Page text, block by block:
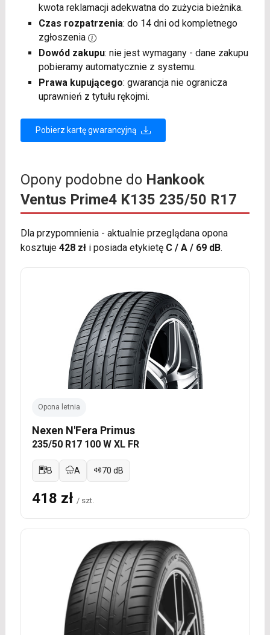
kwota reklamacji adekwatna do zużycia bieżnika.
Czas rozpatrzenia: do 14 dni od kompletnego
zgłoszenia
Dowód zakupu: nie jest wymagany - dane zakupu
pobieramy automatycznie z systemu.
Prawa kupującego: gwarancja nie ogranicza
uprawnień z tytułu rękojmi.
Pobierz kartę gwarancyjną
Opony podobne do Hankook
Ventus Prime4 K135 235/50 R17
Dla przypomnienia - aktualnie przeglądana opona
kosztuje 428 złi posiada etykietę C / A / 69 dB.
Opona letnia
Nexen N'Fera Primus
235/50 R17 100 W XL FR
B A 70 dB
418 zł / szt.